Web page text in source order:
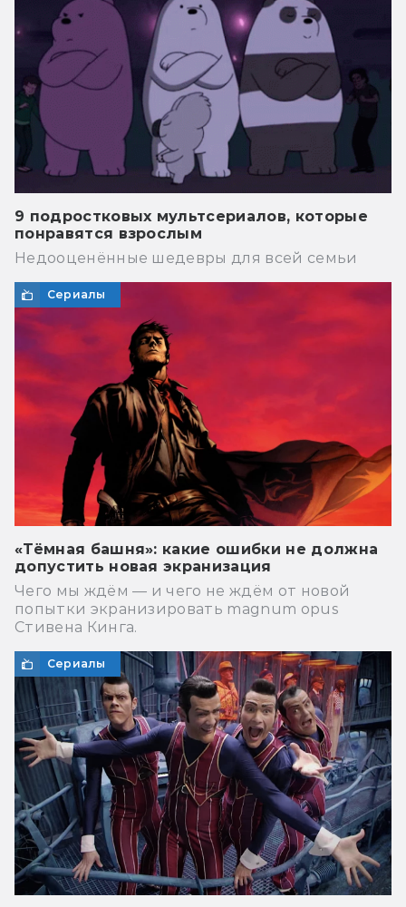
9 подростковых мультсериалов, которые
понравятся взрослым
Недооценённые шедевры для всей семьи
Сериалы
«Тёмная башня»: какие ошибки не должна
допустить новая экранизация
Чего мы ждём — и чего не ждём от новой
попытки экранизировать magnum opus
Стивена Кинга.
Сериалы